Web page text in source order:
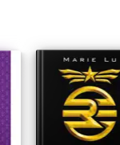
immer
- haben
einfach sehr
waren so
Des
äußerst gut,
auch das